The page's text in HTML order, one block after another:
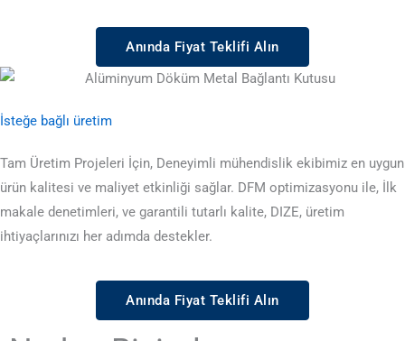
Anında Fiyat Teklifi Alın
İsteğe bağlı üretim
Tam Üretim Projeleri İçin, Deneyimli mühendislik ekibimiz en uygun
ürün kalitesi ve maliyet etkinliği sağlar. DFM optimizasyonu ile, İlk
makale denetimleri, ve garantili tutarlı kalite, DIZE, üretim
ihtiyaçlarınızı her adımda destekler.
Anında Fiyat Teklifi Alın